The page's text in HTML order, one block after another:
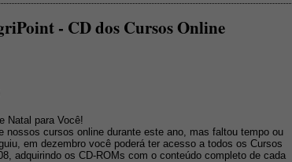
- CD dos Cursos Online
Natal para Você!
nossos cursos online durante este ano, mas faltou tempo ou
em dezembro você poderá ter acesso a todos os Cursos
adquirindo os CD-ROMs com o conteúdo completo de cada